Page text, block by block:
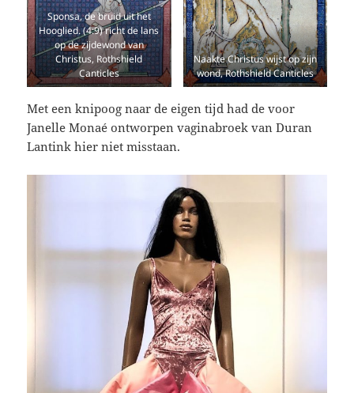
Sponsa, de bruid uit het
Hooglied. (4:9) richt de lans
op de zijdewond van
Christus, Rothshield
Canticles
Naakte Christus wijst op zijn
wond, Rothshield Canticles
Met een knipoog naar de eigen tijd had de voor
Janelle Monaé ontworpen vaginabroek van Duran
Lantink hier niet misstaan.